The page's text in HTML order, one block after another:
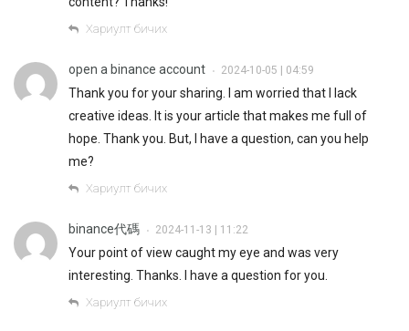
Хариулт бичих
open a binance account • 2024-10-05 | 04:59
Thank you for your sharing. I am worried that I lack
creative ideas. It is your article that makes me full of
hope. Thank you. But, I have a question, can you help
me?
Хариулт бичих
binance代碼 • 2024-11-13 | 11:22
Your point of view caught my eye and was very
interesting. Thanks. I have a question for you.
Хариулт бичих